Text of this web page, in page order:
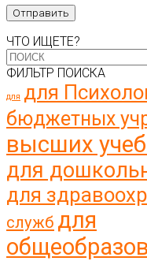
ЧТО ИЩЕТЕ?
ФИЛЬТР ПОИСКА
для для
бюджетных
высших
для
для
служб для